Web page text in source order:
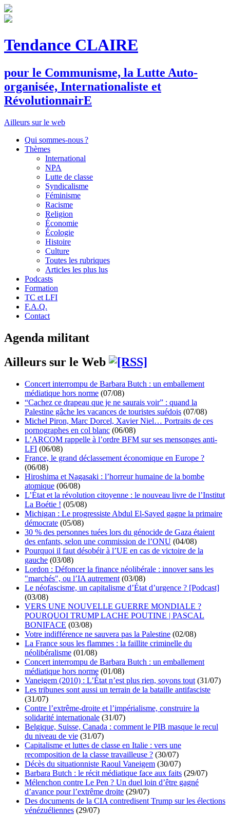
Tendance CLAIRE
pour le Communisme, la Lutte Auto-
organisée, Internationaliste et
RévolutionnairE
Ailleurs sur le web
Qui sommes-nous ?
Thèmes
International
NPA
Lutte de classe
Syndicalisme
Féminisme
Racisme
Religion
Économie
Écologie
Histoire
Culture
Toutes les rubriques
Articles les plus lus
Podcasts
Formation
TC et LFI
F.A.Q.
Contact
Agenda militant
Ailleurs sur le Web
Concert interrompu de Barbara Butch : un emballement
médiatique hors norme (07/08)
“Cachez ce drapeau que je ne saurais voir” : quand la
Palestine gâche les vacances de touristes suédois (07/08)
Michel Piron, Marc Dorcel, Xavier Niel… Portraits de ces
pornographes en col blanc (06/08)
L’ARCOM rappelle à l’ordre BFM sur ses mensonges anti-
LFI (06/08)
France, le grand déclassement économique en Europe ?
(06/08)
Hiroshima et Nagasaki : l’horreur humaine de la bombe
atomique (06/08)
L’État et la révolution citoyenne : le nouveau livre de l’Institut
La Boétie ! (05/08)
Michigan : Le progressiste Abdul El-Sayed gagne la primaire
démocrate (05/08)
30 % des personnes tuées lors du génocide de Gaza étaient
des enfants, selon une commission de l’ONU (04/08)
Pourquoi il faut désobéir à l’UE en cas de victoire de la
gauche (03/08)
Lordon : Défoncer la finance néolibérale : innover sans les
"marchés", ou l’IA autrement (03/08)
Le néofascisme, un capitalisme d’État d’urgence ? [Podcast]
(03/08)
VERS UNE NOUVELLE GUERRE MONDIALE ?
POURQUOI TRUMP LACHE POUTINE | PASCAL
BONIFACE (03/08)
Votre indifférence ne sauvera pas la Palestine (02/08)
La France sous les flammes : la faillite criminelle du
néolibéralisme (01/08)
Concert interrompu de Barbara Butch : un emballement
médiatique hors norme (01/08)
Vaneigem (2010) : L’État n’est plus rien, soyons tout (31/07)
Les tribunes sont aussi un terrain de la bataille antifasciste
(31/07)
Contre l’extrême-droite et l’impérialisme, construire la
solidarité internationale (31/07)
Belgique, Suisse, Canada : comment le PIB masque le recul
du niveau de vie (31/07)
Capitalisme et luttes de classe en Italie : vers une
recomposition de la classe travailleuse ? (30/07)
Décès du situationniste Raoul Vaneigem (30/07)
Barbara Butch : le récit médiatique face aux faits (29/07)
Mélenchon contre Le Pen ? Un duel loin d’être gagné
d’avance pour l’extrême droite (29/07)
Des documents de la CIA contredisent Trump sur les élections
vénézuéliennes (29/07)